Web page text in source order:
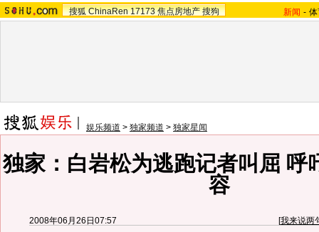
搜狐 ChinaRen 17173 焦点房地产 搜狗 新闻 -
娱乐频道 > 独家频道 > 独家星闻
独家：白岩松为逃跑记者叫屈 呼
容
2008年06月26日07:57 [我来说两